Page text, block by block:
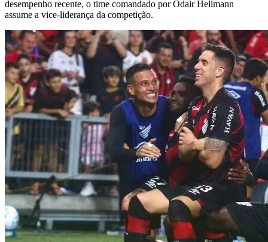
desempenho recente, o time comandado por Odair Hellmann
assume a vice-liderança da competição.